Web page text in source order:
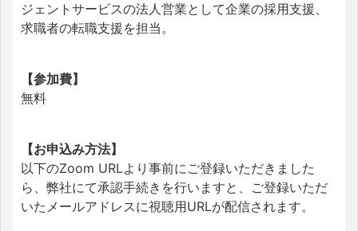
ジェントサービスの法人営業として企業の採用支援、
求職者の転職支援を担当。
【参加費】
無料
【お申込み方法】
以下のZoom URLより事前にご登録いただきました
ら、弊社にて承認手続きを行いますと、ご登録いただ
いたメールアドレスに視聴用URLが配信されます。